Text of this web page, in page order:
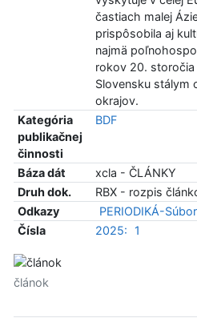
častiach malej
prispôsobila aj
najmä
rokov 20. storočia
Slovensku stálym
okrajov.
Kategória
publikačnej
činnosti
BDF
Báza dát
xcla - ČLÁNKY
Druh dok.
RBX - rozpis
Odkazy
PERIODIKÁ-
Čísla
2025: 1
článok